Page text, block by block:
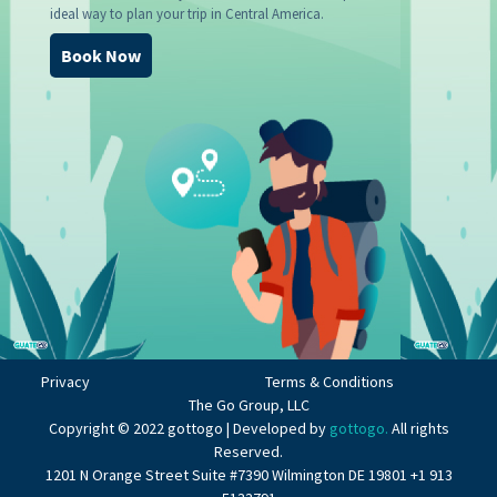
ideal way to plan your trip in Central America.
Book Now
Privacy
Terms & Conditions
The Go Group, LLC
Copyright © 2022 gottogo | Developed by gottogo. All rights
Reserved.
1201 N Orange Street Suite #7390 Wilmington DE 19801 +1 913